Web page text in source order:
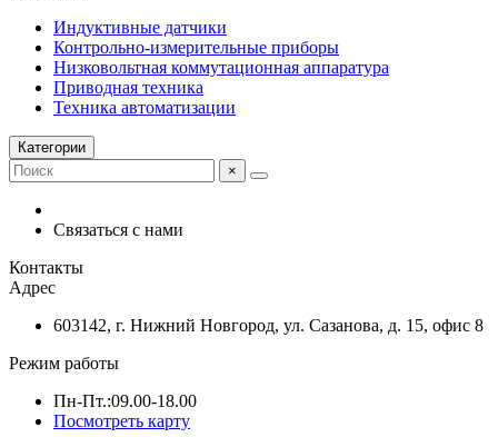
Индуктивные датчики
Контрольно-измерительные приборы
Низковольтная коммутационная аппаратура
Приводная техника
Техника автоматизации
Категории
×
Связаться с нами
Контакты
Адрес
603142, г. Нижний Новгород, ул. Сазанова, д. 15, офис 8
Режим работы
Пн-Пт.:09.00-18.00
Посмотреть карту